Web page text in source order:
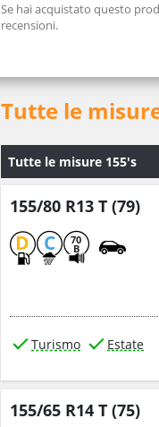
Se hai acquistato questo
recensioni.
Tutte le
Tutte le misure 155's
155/80 R13 T (79)
D C 70
B
Turismo Estate
155/65 R14 T (75)